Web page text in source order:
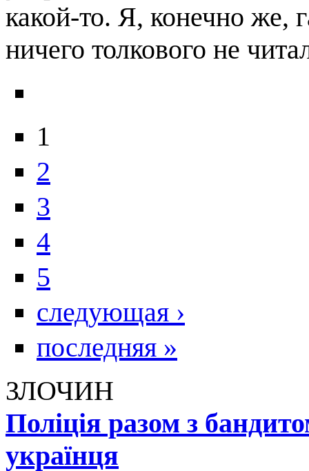
какой-то. Я, конечно же,
ничего толкового не
1
2
3
4
5
следующая ›
последняя »
ЗЛОЧИН
Поліція разом з
українця